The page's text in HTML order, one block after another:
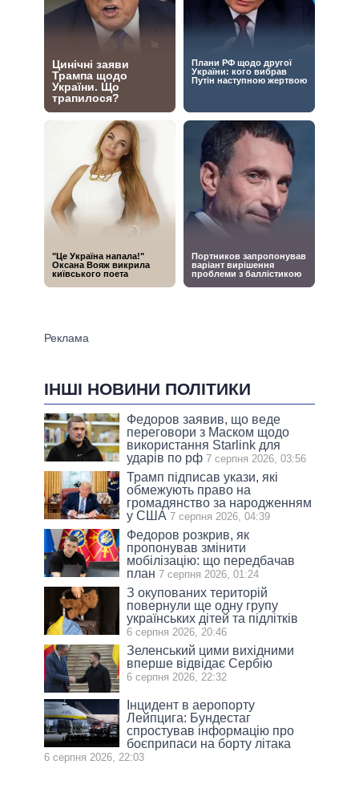
ІНШІ НОВИНИ ПОЛІТИКИ
Федоров заявив, що веде
переговори з Маском щодо
використання Starlink для
ударів по рф 7 серпня 2026, 03:56
Трамп підписав укази, які
обмежують право на
громадянство за народженням
у США 7 серпня 2026, 04:39
Федоров розкрив, як
пропонував змінити
мобілізацію: що передбачав
план 7 серпня 2026, 01:24
З окупованих територій
повернули ще одну групу
українських дітей та підлітків
6 серпня 2026, 20:46
Зеленський цими вихідними
вперше відвідає Сербію
6 серпня 2026, 22:32
Інцидент в аеропорту
Лейпцига: Бундестаг
спростував інформацію про
боєприпаси на борту літака
6 серпня 2026, 22:03